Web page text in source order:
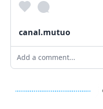
canal.mutuo
Add a comment...